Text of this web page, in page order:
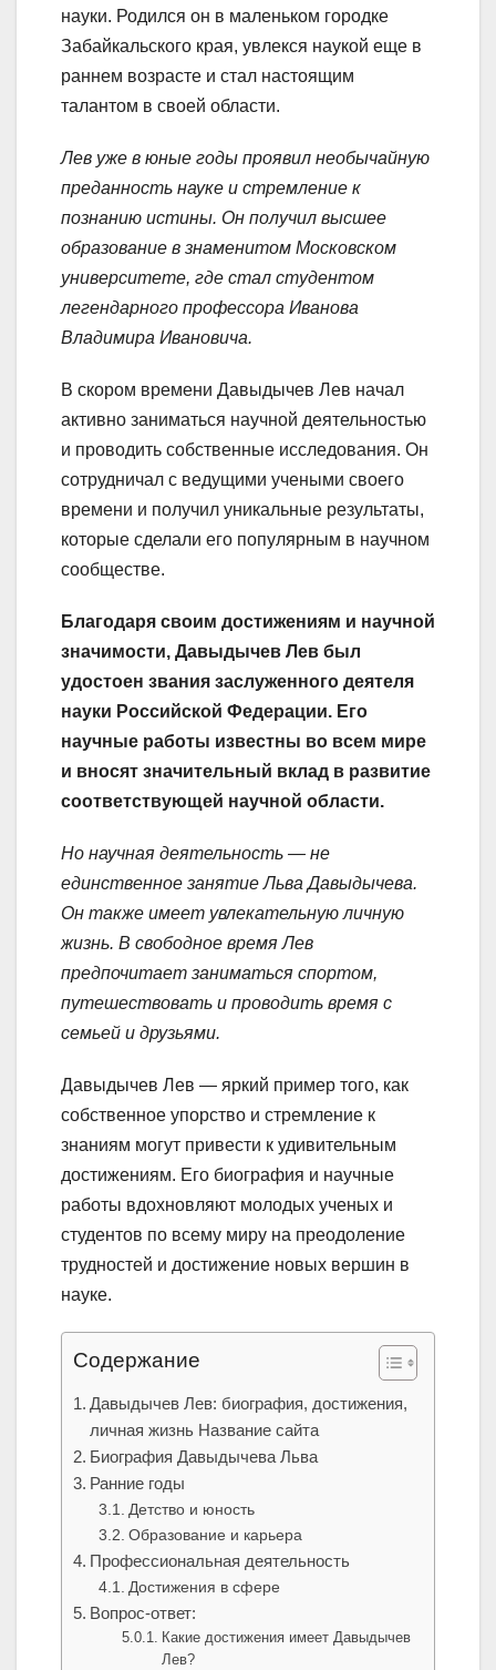
науки. Родился он в маленьком городке
Забайкальского края, увлекся наукой еще в
раннем возрасте и стал настоящим
талантом в своей области.
Лев уже в юные годы проявил необычайную
преданность науке и стремление к
познанию истины. Он получил высшее
образование в знаменитом Московском
университете, где стал студентом
легендарного профессора Иванова
Владимира Ивановича.
В скором времени Давыдычев Лев начал
активно заниматься научной деятельностью
и проводить собственные исследования. Он
сотрудничал с ведущими учеными своего
времени и получил уникальные результаты,
которые сделали его популярным в научном
сообществе.
Благодаря своим достижениям и научной
значимости, Давыдычев Лев был
удостоен звания заслуженного деятеля
науки Российской Федерации. Его
научные работы известны во всем мире
и вносят значительный вклад в развитие
соответствующей научной области.
Но научная деятельность — не
единственное занятие Льва Давыдычева.
Он также имеет увлекательную личную
жизнь. В свободное время Лев
предпочитает заниматься спортом,
путешествовать и проводить время с
семьей и друзьями.
Давыдычев Лев — яркий пример того, как
собственное упорство и стремление к
знаниям могут привести к удивительным
достижениям. Его биография и научные
работы вдохновляют молодых ученых и
студентов по всему миру на преодоление
трудностей и достижение новых вершин в
науке.
Содержание
Давыдычев Лев: биография, достижения,
личная жизнь Название сайта
Биография Давыдычева Льва
Ранние годы
Детство и юность
Образование и карьера
Профессиональная деятельность
Достижения в сфере
Вопрос-ответ:
Какие достижения имеет Давыдычев
Лев?